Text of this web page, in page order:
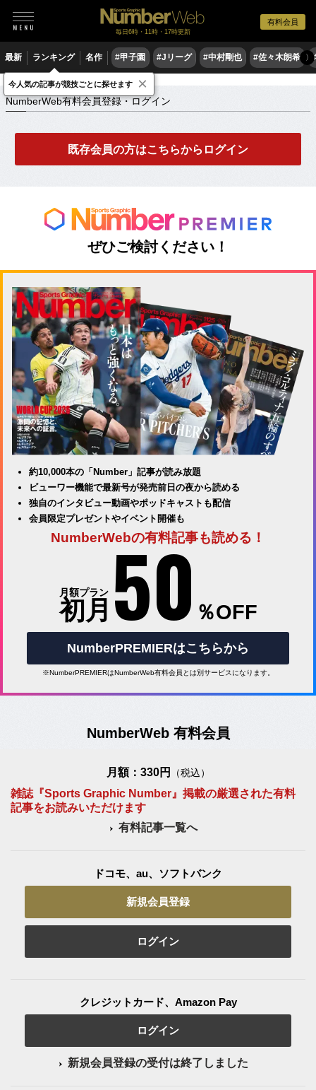
有料会員
毎日6時・11時・17時更新
最新 ランキング 名作 #甲子園 #Jリーグ #中村剛也 #佐々木朗希 〉
NumberWeb有料会員登録・ログイン
NumberWeb有料会員登録・ログイン
既存会員の方はこちらからログイン
ぜひご検討ください！
約10,000本の「Number」記事が読み放題
ビューワー機能で最新号が発売前日の夜から読める
独自のインタビュー動画やポッドキャストも配信
会員限定プレゼントやイベント開催も
NumberWebの有料記事も読める！
月額プラン
初月 50 ％OFF
NumberPREMIERはこちらから
※NumberPREMIERはNumberWeb有料会員とは別サービスになります。
NumberWeb 有料会員
月額：330円 （税込）
雑誌『Sports Graphic Number』掲載の厳選された有料
記事をお読みいただけます
有料記事一覧へ
ドコモ、au、ソフトバンク
新規会員登録
ログイン
クレジットカード、Amazon Pay
ログイン
新規会員登録の受付は終了しました
今人気の記事が競技ごとに探せます ×